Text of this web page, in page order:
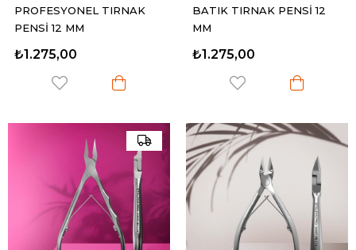
PROFESYONEL TIRNAK
PENSİ 12 MM
₺1.275,00
BATIK TIRNAK PENSİ 12
MM
₺1.275,00